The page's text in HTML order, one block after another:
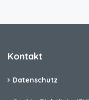
Kontakt
Datenschutz